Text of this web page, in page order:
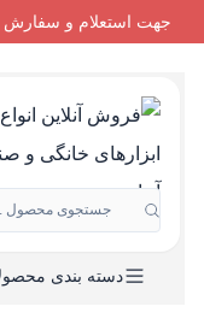
جهت استعلام و سفارش
جستجوی محصول
دسته بندی